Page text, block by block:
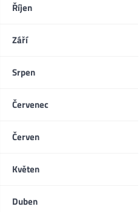
Říjen
Září
Srpen
Červenec
Červen
Květen
Duben